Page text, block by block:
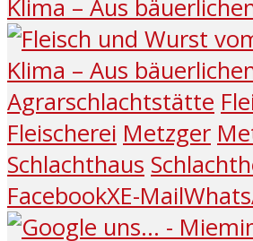
Agrarschlachtstätte
Fleischerei Metzger
Schlachthaus
FacebookXE-Mail